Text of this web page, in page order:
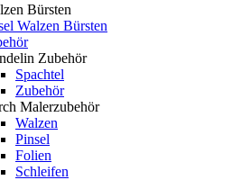
Bürsten
Walzen Bürsten
Zubehör
Spachtel
Zubehör
Malerzubehör
Walzen
Pinsel
Folien
Schleifen